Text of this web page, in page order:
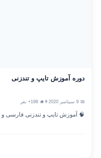
دوره آموزش تایپ و تندزنی
👨‍🎓 198+ نفر
🧠 آموزش تایپ و تندزنی فارسی و